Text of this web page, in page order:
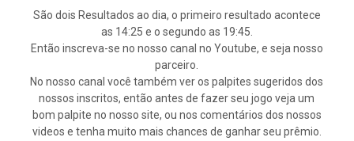
São dois Resultados ao dia, o primeiro resultado acontece
as 14:25 e o segundo as 19:45.
Então inscreva-se no nosso canal no Youtube, e seja nosso
parceiro.
No nosso canal você também ver os palpites sugeridos dos
nossos inscritos, então antes de fazer seu jogo veja um
bom palpite no nosso site, ou nos comentários dos nossos
videos e tenha muito mais chances de ganhar seu prêmio.